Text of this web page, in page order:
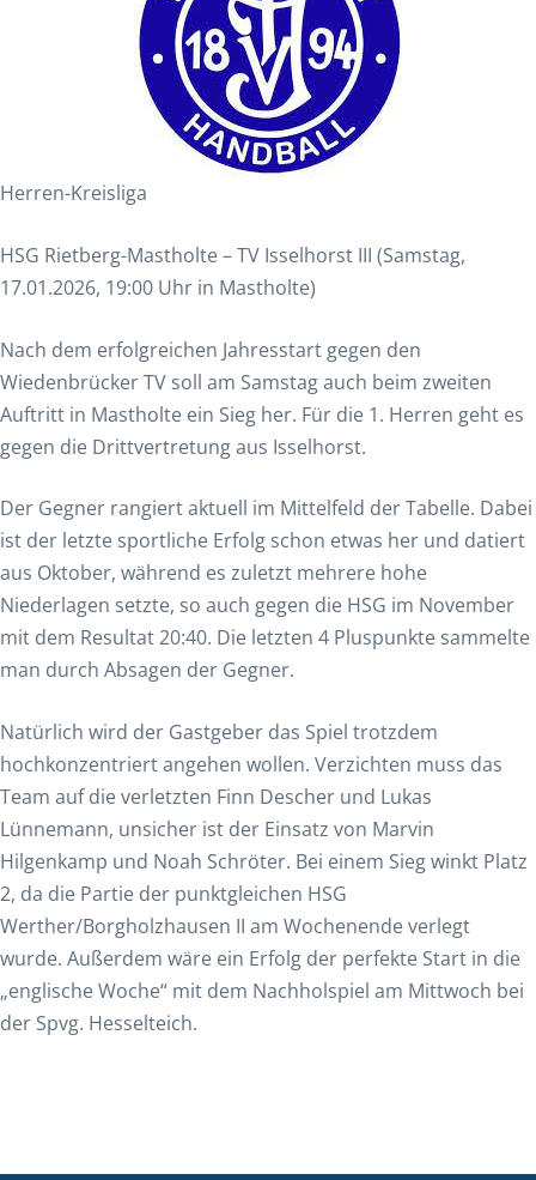
Herren-Kreisliga
HSG Rietberg-Mastholte – TV Isselhorst III (Samstag,
17.01.2026, 19:00 Uhr in Mastholte)
Nach dem erfolgreichen Jahresstart gegen den
Wiedenbrücker TV soll am Samstag auch beim zweiten
Auftritt in Mastholte ein Sieg her. Für die 1. Herren geht es
gegen die Drittvertretung aus Isselhorst.
Der Gegner rangiert aktuell im Mittelfeld der Tabelle. Dabei
ist der letzte sportliche Erfolg schon etwas her und datiert
aus Oktober, während es zuletzt mehrere hohe
Niederlagen setzte, so auch gegen die HSG im November
mit dem Resultat 20:40. Die letzten 4 Pluspunkte sammelte
man durch Absagen der Gegner.
Natürlich wird der Gastgeber das Spiel trotzdem
hochkonzentriert angehen wollen. Verzichten muss das
Team auf die verletzten Finn Descher und Lukas
Lünnemann, unsicher ist der Einsatz von Marvin
Hilgenkamp und Noah Schröter. Bei einem Sieg winkt Platz
2, da die Partie der punktgleichen HSG
Werther/Borgholzhausen II am Wochenende verlegt
wurde. Außerdem wäre ein Erfolg der perfekte Start in die
„englische Woche“ mit dem Nachholspiel am Mittwoch bei
der Spvg. Hesselteich.